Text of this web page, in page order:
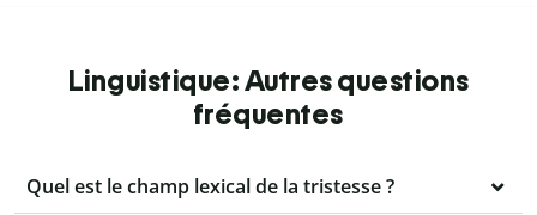
Linguistique: Autres questions
fréquentes
Quel est le champ lexical de la tristesse ?